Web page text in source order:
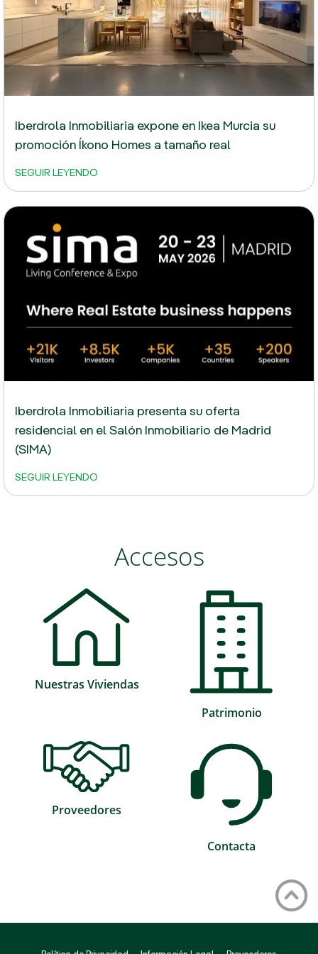
Iberdrola Inmobiliaria expone en Ikea Murcia su
promoción Íkono Homes a tamaño real
SEGUIR LEYENDO
Iberdrola Inmobiliaria presenta su oferta
residencial en el Salón Inmobiliario de Madrid
(SIMA)
SEGUIR LEYENDO
Accesos
Nuestras Viviendas
Patrimonio
Proveedores
Contacta